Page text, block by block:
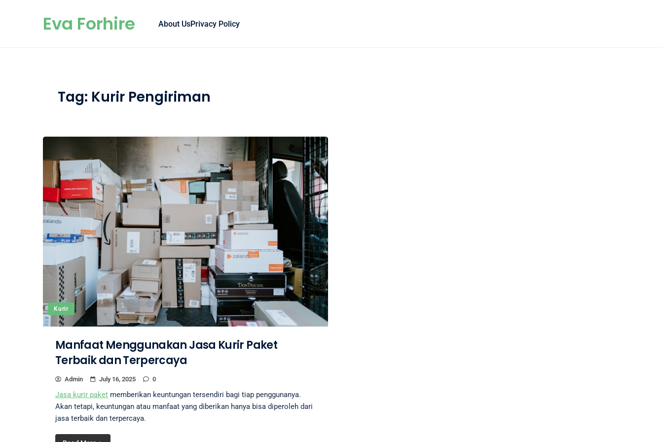
Eva Forhire About UsPrivacy Policy
Tag: Kurir Pengiriman
Kurir
Manfaat Menggunakan Jasa Kurir Paket
Terbaik dan Terpercaya
Admin July 16, 2025 0
Jasa kurir paket memberikan keuntungan tersendiri bagi tiap penggunanya.
Akan tetapi, keuntungan atau manfaat yang diberikan hanya bisa diperoleh dari
jasa terbaik dan terpercaya.